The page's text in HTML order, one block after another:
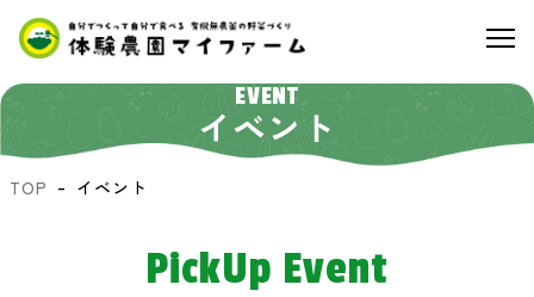
EVENT
イベント
TOP イベント
PickUp Event